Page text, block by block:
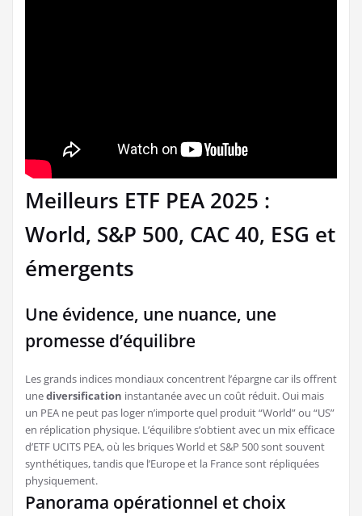
Meilleurs ETF PEA 2025 :
World, S&P 500, CAC 40, ESG et
émergents
Une évidence, une nuance, une
promesse d’équilibre
Les grands indices mondiaux concentrent l’épargne car ils offrent
unediversification instantanée avec un coût réduit. Oui mais
un PEA ne peut pas loger n’importe quel produit “World” ou “US”
en réplication physique. L’équilibre s’obtient avec un mix efficace
d’ETF UCITS PEA, où les briques World et S&P 500 sont souvent
synthétiques, tandis que l’Europe et la France sont répliquées
physiquement.
Panorama opérationnel et choix